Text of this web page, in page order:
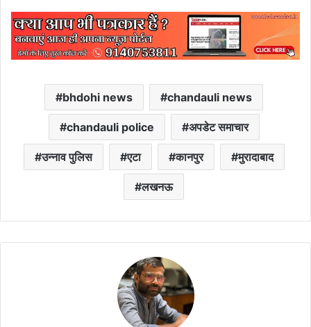
bhdohi news chandauli news
chandauli police अपडेट समाचार
उन्नाव पुलिस एटा कानपुर मुरादाबाद
लखनऊ